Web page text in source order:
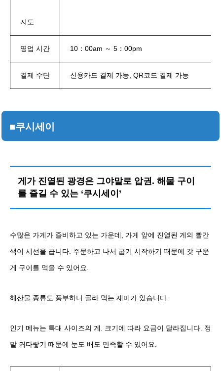
지도
영업 시간 10：00am ～ 5：00pm
결제 수단 신용카드 결제 가능, QR코드 결제 가능
■쿠시세이
게가 진열된 광경은 그야말로 압권. 해물 구이
를 즐길 수 있는 ‘쿠시세이’
수많은 가게가 즐비하고 있는 가운데, 가게 앞에 진열된 게의 빨간
색이 시선을 끕니다. 주문하고 나서 굽기 시작하기 때문에 갓 구운
게 구이를 먹을 수 있어요.
해산물 종류도 풍부하니 골라 먹는 재미가 있습니다.
인기 메뉴는 특대 사이즈의 게. 크기에 따라 요금이 달라집니다. 정
말 커다랗기 때문에 눈도 배도 만족할 수 있어요.